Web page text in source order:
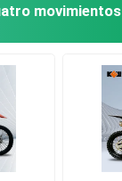
movimientos